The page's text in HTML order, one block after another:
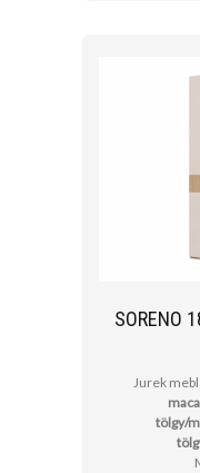
SORENO
Jurek
tölgy/